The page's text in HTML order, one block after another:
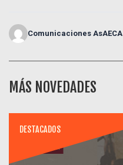
Comunicaciones AsAECA
MÁS NOVEDADES
DESTACADOS